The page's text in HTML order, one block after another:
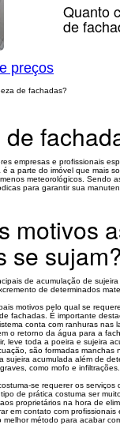
Quanto
de
preços
empresas e profissionais
é a parte do imóvel que mais
meteorológicos. Sendo
para garantir sua
motivos
se sujam?
de acumulação de
de determinados
motivos pelo qual se
fachadas. É importante
conta com ranhuras nas
o retorno da água para a
leve toda a poeira e sujeira
são formadas manchas
sujeira acumulada além de
como mofo e infiltrações.
se requerer os serviços
tipo de prática costuma ser
proprietários na hora de
em contato com
método para acabar